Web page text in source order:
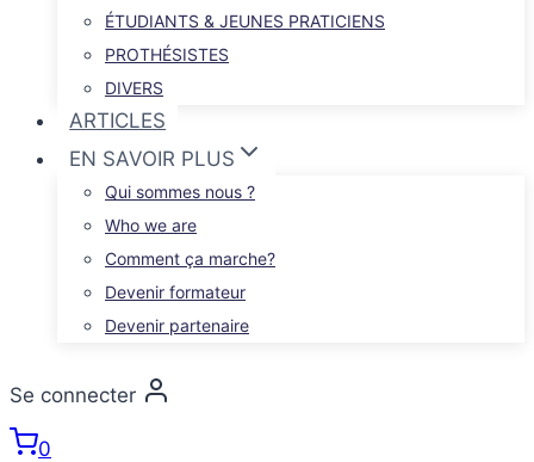
ÉTUDIANTS & JEUNES PRATICIENS
PROTHÉSISTES
DIVERS
ARTICLES
EN SAVOIR PLUS
Qui sommes nous ?
Who we are
Comment ça marche?
Devenir formateur
Devenir partenaire
Se connecter
0